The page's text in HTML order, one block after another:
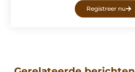
Registreer nu